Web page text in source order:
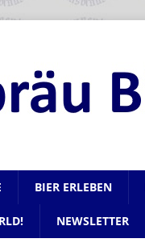
BIER ERLEBEN
NEWSLETTER